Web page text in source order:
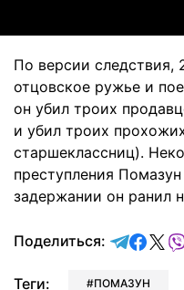
По версии следствия,
отцовское ружье и
он убил троих
и убил троих
старшеклассниц).
преступления
задержании он ранил
Поделиться:
Теги: ПОМАЗУН